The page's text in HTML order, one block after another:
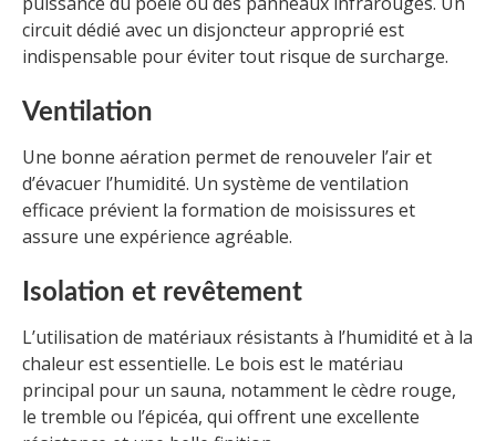
circuit dédié avec un disjoncteur approprié est
indispensable pour éviter tout risque de surcharge.
Ventilation
Une bonne aération permet de renouveler l’air et
d’évacuer l’humidité. Un système de ventilation
efficace prévient la formation de moisissures et
assure une expérience agréable.
Isolation et revêtement
L’utilisation de matériaux résistants à l’humidité et à la
chaleur est essentielle. Le bois est le matériau
principal pour un sauna, notamment le cèdre rouge,
le tremble ou l’épicéa, qui offrent une excellente